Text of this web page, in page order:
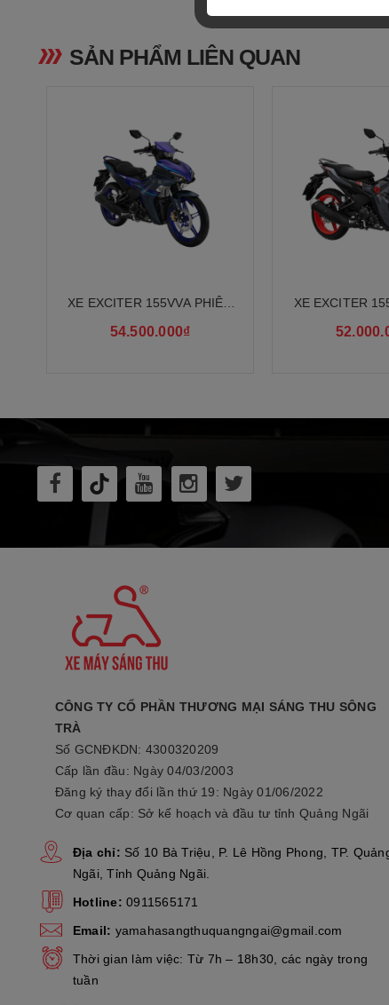
Mức tiêu thụ
Bộ chế hòa
Hệ thống
Hệ thống ly
- Assist: Tăng
- Slipper:
b. 4 Bản Đồ
SẢN PHẨM LIÊN QUAN
XE EXCITER 155VVA PHIÊN
BẢN GP
54.500.000₫
XE EXCITER
BẢN MASTER
CÔNG TY CỔ PHẦN THƯƠNG MẠI SÁNG THU SÔNG
TRÀ
Số GCNĐKDN: 4300320209
Cấp lần đầu: Ngày 04/03/2003
Đăng ký thay đổi lần thứ 19: Ngày 01/06/2022
Cơ quan cấp: Sở kế hoạch và đầu tư tỉnh Quảng Ngãi
Địa chỉ: Số 10 Bà Triệu, P. Lê Hồng Phong, TP.
Ngãi, Tỉnh Quảng Ngãi.
Hotline: 0911565171
Email: yamahasangthuquangngai@gmail.com
Thời gian làm việc: Từ 7h – 18h30, các ngày trong
tuần